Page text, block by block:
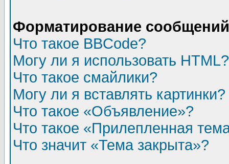
Форматирование
Что такое BBCode?
Могу ли я использовать HTML?
Что такое смайлики?
Могу ли я вставлять картинки?
Что такое «Объявление»?
Что такое «Прилепленная
Что значит «Тема закрыта»?